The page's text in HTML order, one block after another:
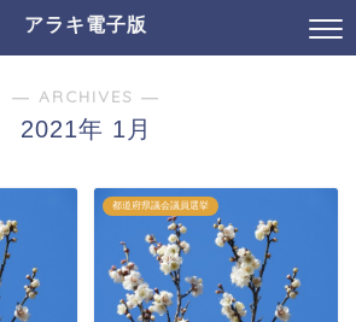
アラキ電子版
― ARCHIVES ―
2021年 1月
都道府県議会議員選挙